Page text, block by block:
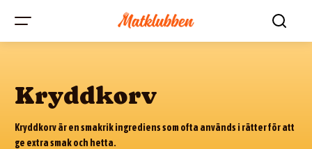
Kryddkorv
Kryddkorv är en smakrik ingrediens som ofta används i rätter för att
ge extra smak och hetta.